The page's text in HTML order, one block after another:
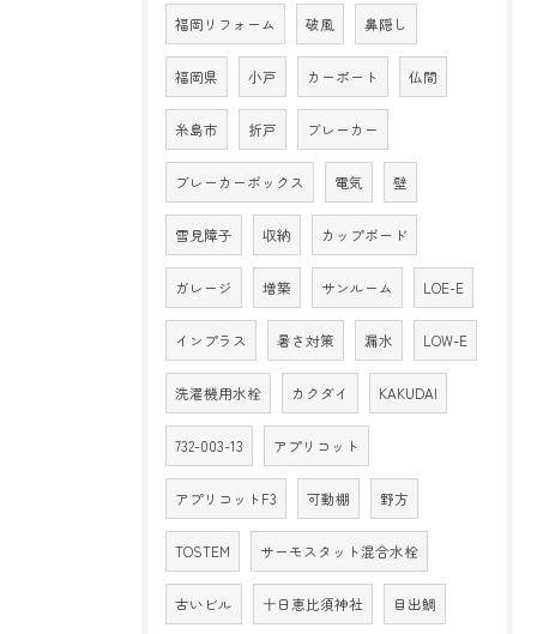
福岡リフォーム 破風 鼻隠し
福岡県 小戸 カーポート 仏間
糸島市 折戸 ブレーカー
ブレーカーボックス 電気 壁
雪見障子 収納 カップボード
ガレージ 増築 サンルーム LOE-E
インプラス 暑さ対策 漏水 LOW-E
洗濯機用水栓 カクダイ KAKUDAI
732-003-13 アプリコット
アプリコットF3 可動棚 野方
TOSTEM サーモスタット混合水栓
古いビル 十日恵比須神社 目出鯛